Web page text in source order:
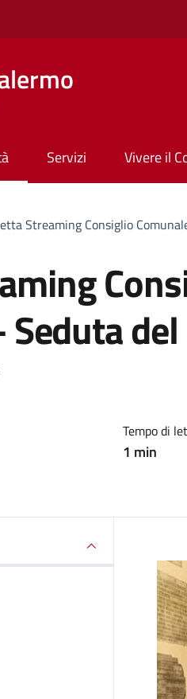
Servizi Vivere il
Streaming Consiglio
Seduta
Tempo di
1 min